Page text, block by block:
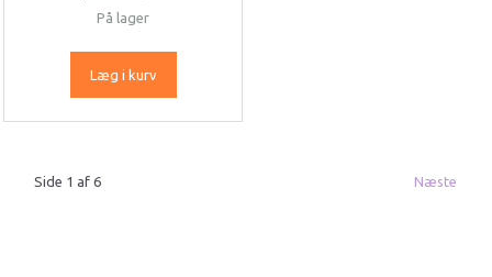
På lager
Læg i kurv
Side 1 af 6 Næste